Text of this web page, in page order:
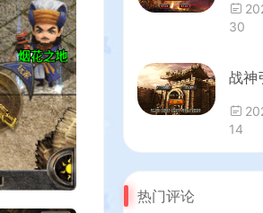
30
14
热门评论